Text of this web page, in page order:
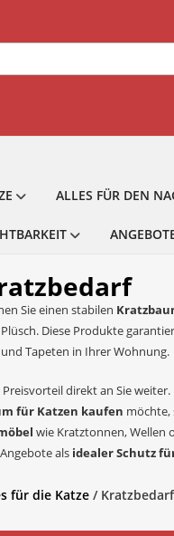
ALLES FÜR DEN
Sie einen stabilen
Diese Produkte
und Tapeten in Ihrer Wohnung.
direkt an Sie
für Katzen kaufen möchte,
wie Kratztonnen, Wellen
als idealer Schutz
für die Katze / Kratzbedarf